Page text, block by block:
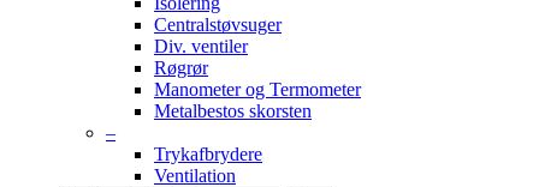
Centralstøvsuger
Div. ventiler
Røgrør
Manometer og Termometer
Metalbestos skorsten
–
Trykafbrydere
Ventilation